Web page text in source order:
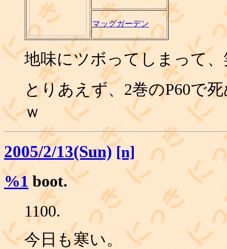
マッグガーデン
地味にツボってしまって
とりあえず、2巻のP60で
ｗ
2005/2/13(Sun) [n]
%1 boot.
1100.
今日も寒い。